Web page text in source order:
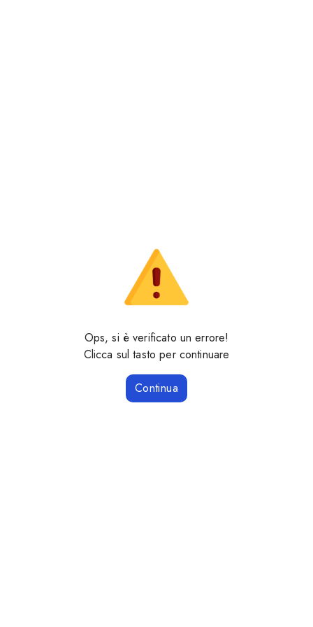
Ops, si è verificato un errore!
Clicca sul tasto per continuare
Continua